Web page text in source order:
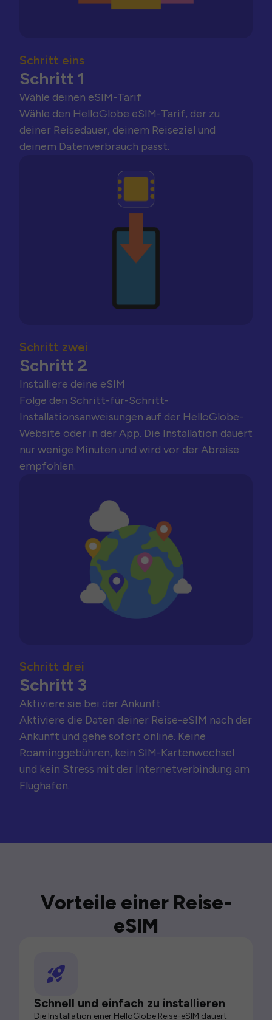
Schritt eins
Schritt 1
Wähle deinen eSIM-Tarif
Wähle den HelloGlobe eSIM-Tarif, der zu
deiner Reisedauer, deinem Reiseziel und
deinem Datenverbrauch passt.
Schritt zwei
Schritt 2
Installiere deine eSIM
Folge den Schritt-für-Schritt-
Installationsanweisungen auf der HelloGlobe-
Website oder in der App. Die Installation dauert
nur wenige Minuten und wird vor der Abreise
empfohlen.
Schritt drei
Schritt 3
Aktiviere sie bei der Ankunft
Aktiviere die Daten deiner Reise-eSIM nach der
Ankunft und gehe sofort online. Keine
Roaminggebühren, kein SIM-Kartenwechsel
und kein Stress mit der Internetverbindung am
Flughafen.
Vorteile einer Reise-
eSIM
Schnell und einfach zu installieren
Die Installation einer HelloGlobe Reise-eSIM dauert